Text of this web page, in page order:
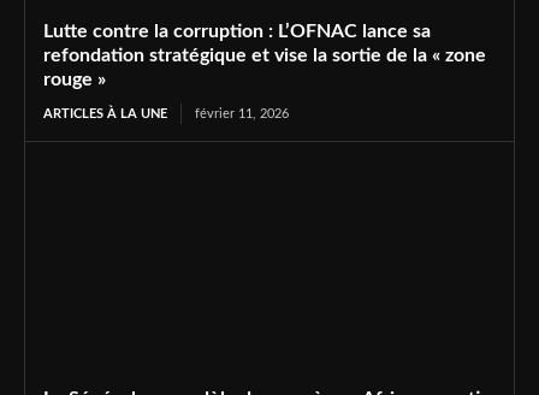
Lutte contre la corruption : L’OFNAC lance sa
refondation stratégique et vise la sortie de la « zone
rouge »
ARTICLES À LA UNE février 11, 2026